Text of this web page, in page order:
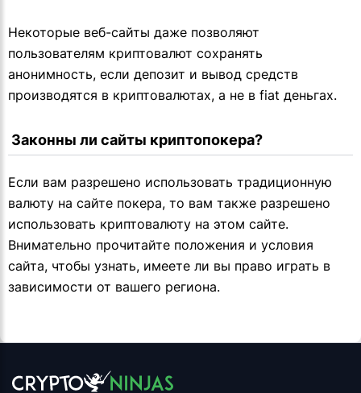
Некоторые веб-сайты даже позволяют
пользователям криптовалют сохранять
анонимность, если депозит и вывод средств
производятся в криптовалютах, а не в fiat деньгах.
Законны ли сайты криптопокера?
Если вам разрешено использовать традиционную
валюту на сайте покера, то вам также разрешено
использовать криптовалюту на этом сайте.
Внимательно прочитайте положения и условия
сайта, чтобы узнать, имеете ли вы право играть в
зависимости от вашего региона.